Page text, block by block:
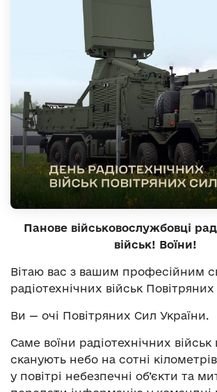
Панове військовослужбовці
військ! Воїни!
Вітаю вас з вашим професійним
радіотехнічних військ
Ви — очі Повітряних Сил України.
Саме воїни радіотехнічних військ
сканують небо на сотні
у повітрі небезпечні об’єкти та